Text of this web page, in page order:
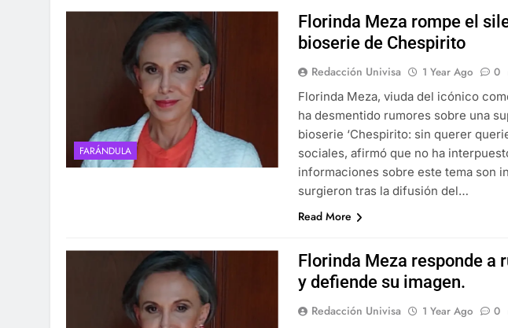
FARÁNDULA
Florinda Meza rompe el
bioserie de Chespirito
Redacción Univisa 1 Year Ago 0
Florinda Meza, viuda del icónico
ha desmentido rumores sobre una
bioserie ‘Chespirito: sin querer
sociales, afirmó que no ha
informaciones sobre este tema son
surgieron tras la difusión del…
Read More
Florinda Meza responde a
y defiende su imagen.
Redacción Univisa 1 Year Ago 0